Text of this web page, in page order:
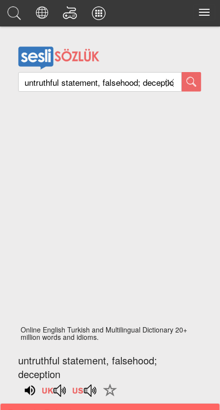
Online English Turkish and Multilingual Dictionary 20+
million words and idioms.
untruthful statement, falsehood;
deception